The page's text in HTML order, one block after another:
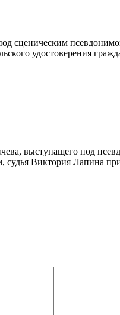
сценическим
удостоверения
выступащего под
судья Виктория Лапина